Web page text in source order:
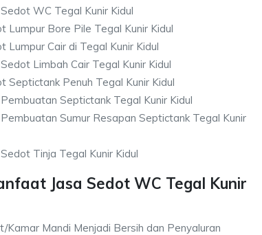
Sedot WC Tegal Kunir Kidul
Lumpur Bore Pile Tegal Kunir Kidul
Lumpur Cair di Tegal Kunir Kidul
Sedot Limbah Cair Tegal Kunir Kidul
Septictank Penuh Tegal Kunir Kidul
Pembuatan Septictank Tegal Kunir Kidul
Pembuatan Sumur Resapan Septictank Tegal Kunir
Sedot Tinja Tegal Kunir Kidul
Jasa Sedot WC Tegal Kunir
Kamar Mandi Menjadi Bersih dan Penyaluran